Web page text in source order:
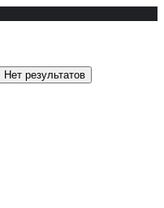
Нет результатов